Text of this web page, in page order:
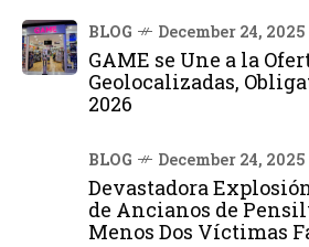
BLOG December 24, 2025
GAME se Une a la
Geolocalizadas,
2026
BLOG December 24, 2025
Devastadora
de Ancianos de
Menos Dos Víctimas